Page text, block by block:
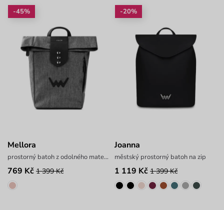
-45%
Mellora
prostorný batoh z odolného materiálu
769 Kč 1 399 Kč
-20%
Joanna
městský prostorný batoh na zip
1 119 Kč 1 399 Kč